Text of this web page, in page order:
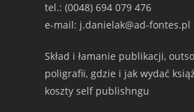
tel.: (0048) 694 079 476
e-mail: j.danielak@ad-fontes.pl
Skład i łamanie publikacji,
poligrafii, gdzie i jak wydać
koszty self publishngu